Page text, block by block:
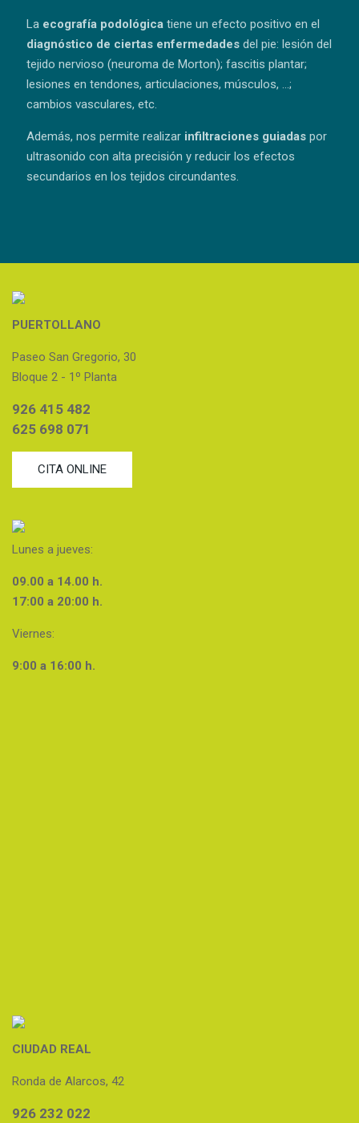
La ecografía podológicatiene un efecto positivo en el
diagnóstico de ciertas enfermedadesdel pie: lesión del
tejido nervioso (neuroma de Morton); fascitis plantar;
lesiones en tendones, articulaciones, músculos, …;
cambios vasculares, etc.
Además, nos permite realizar infiltraciones guiadaspor
ultrasonido con alta precisión y reducir los efectos
secundarios en los tejidos circundantes.
PUERTOLLANO
Paseo San Gregorio, 30
Bloque 2 - 1º Planta
926 415 482
625 698 071
CITA ONLINE
Lunes a jueves:
09.00 a 14.00 h.
17:00 a 20:00 h.
Viernes:
9:00 a 16:00 h.
CIUDAD REAL
Ronda de Alarcos, 42
926 232 022